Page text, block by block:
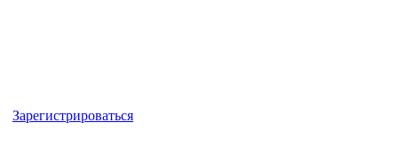
Зарегистрироваться